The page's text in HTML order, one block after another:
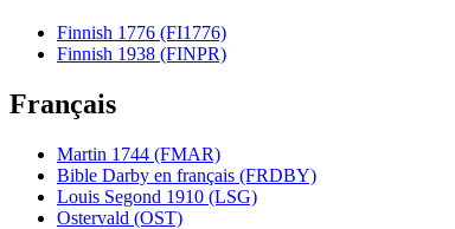
Finnish 1776 (FI1776)
Finnish 1938 (FINPR)
Français
Martin 1744 (FMAR)
Bible Darby en français (FRDBY)
Louis Segond 1910 (LSG)
Ostervald (OST)